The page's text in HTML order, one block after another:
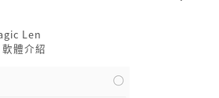
Len
軟體介紹